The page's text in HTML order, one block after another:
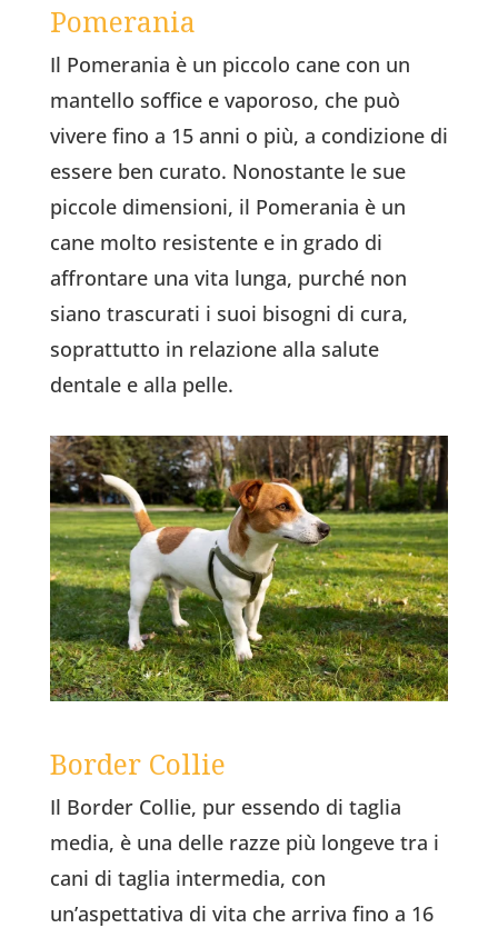
Pomerania
Il Pomerania è un piccolo cane con un
mantello soffice e vaporoso, che può
vivere fino a 15 anni o più, a condizione di
essere ben curato. Nonostante le sue
piccole dimensioni, il Pomerania è un
cane molto resistente e in grado di
affrontare una vita lunga, purché non
siano trascurati i suoi bisogni di cura,
soprattutto in relazione alla salute
dentale e alla pelle.
Border Collie
Il Border Collie, pur essendo di taglia
media, è una delle razze più longeve tra i
cani di taglia intermedia, con
un’aspettativa di vita che arriva fino a 16